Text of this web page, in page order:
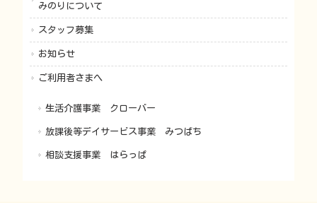
みのりについて
スタッフ募集
お知らせ
ご利用者さまへ
生活介護事業 クローバー
放課後等デイサービス事業 みつばち
相談支援事業 はらっぱ